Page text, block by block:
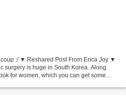
:/ ▼ Reshared Post From Erica Joy ▼
surgery is huge in South Korea. Along
for women, which you can get some